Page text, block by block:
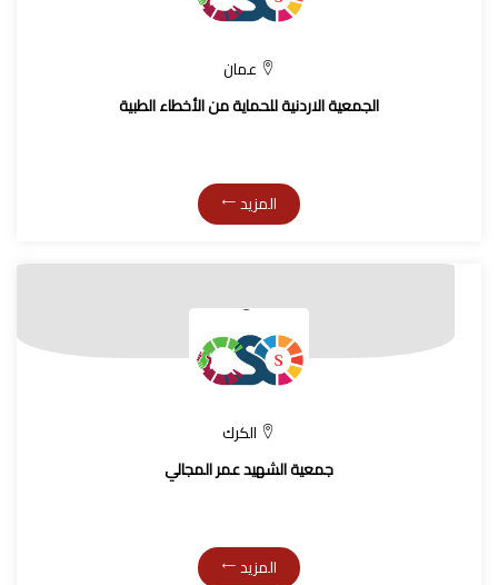
عمان
الجمعية الاردنية للحماية من الأخطاء الطبية
المزيد
الكرك
جمعية الشهيد عمر المجالي
المزيد